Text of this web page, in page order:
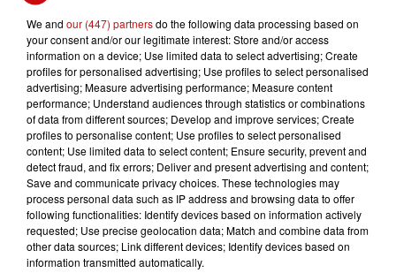
l’évènement :
v=7tDS1DTnvGg
Ajouter à votre calendrier
Date
du9 juillet 2023 à 10h00
au9 juillet 2023 à 18h00
We and our (447) partnersdo the following data processing based on
your consent and/or our legitimate interest: Store and/or access
information on a device; Use limited data to select advertising; Create
profiles for personalised advertising; Use profiles to select personalised
advertising; Measure advertising performance; Measure content
performance; Understand audiences through statistics or combinations
of data from different sources; Develop and improve services; Create
profiles to personalise content; Use profiles to select personalised
content; Use limited data to select content; Ensure security, prevent and
detect fraud, and fix errors; Deliver and present advertising and content;
Save and communicate privacy choices. These technologies may
process personal data such as IP address and browsing data to offer
following functionalities: Identify devices based on information actively
requested; Use precise geolocation data; Match and combine data from
other data sources; Link different devices; Identify devices based on
information transmitted automatically.